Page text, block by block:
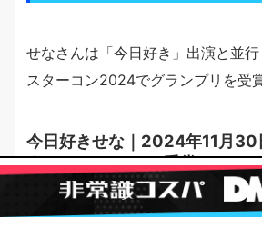
せなさんは「今日好き」出演と並行
スターコン2024でグランプリを受
今日好きせな｜2024年11月30
ターコン2024 GP受賞